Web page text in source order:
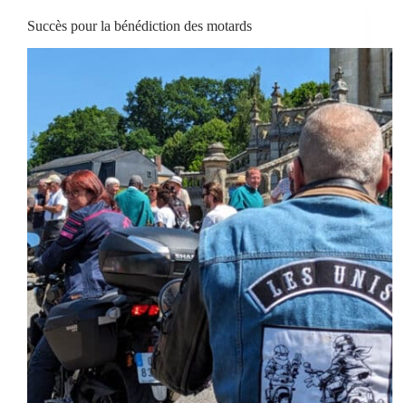
Succès pour la bénédiction des motards